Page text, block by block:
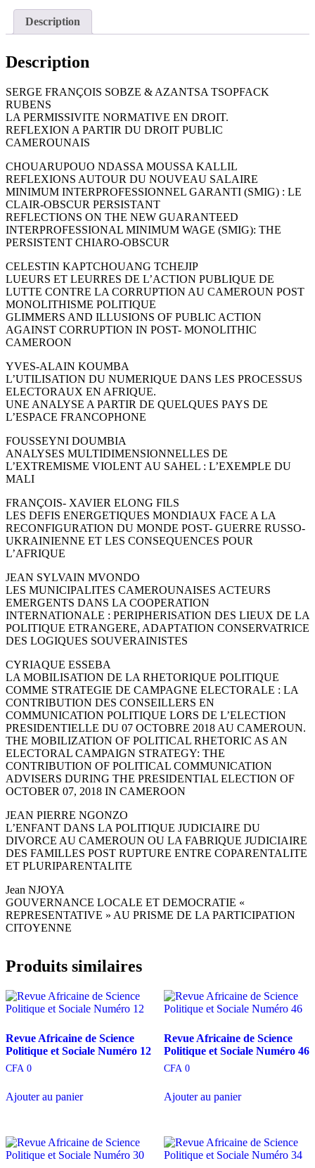
Politique
Numéro
45
Description
Description
SERGE FRANÇOIS SOBZE & AZANTSA TSOPFACK
RUBENS
LA PERMISSIVITE NORMATIVE EN DROIT.
REFLEXION A PARTIR DU DROIT PUBLIC
CAMEROUNAIS
CHOUARUPOUO NDASSA MOUSSA KALLIL
REFLEXIONS AUTOUR DU NOUVEAU SALAIRE
MINIMUM INTERPROFESSIONNEL GARANTI (SMIG) : LE
CLAIR-OBSCUR PERSISTANT
REFLECTIONS ON THE NEW GUARANTEED
INTERPROFESSIONAL MINIMUM WAGE (SMIG): THE
PERSISTENT CHIARO-OBSCUR
CELESTIN KAPTCHOUANG TCHEJIP
LUEURS ET LEURRES DE L’ACTION PUBLIQUE DE
LUTTE CONTRE LA CORRUPTION AU CAMEROUN POST
MONOLITHISME POLITIQUE
GLIMMERS AND ILLUSIONS OF PUBLIC ACTION
AGAINST CORRUPTION IN POST- MONOLITHIC
CAMEROON
YVES-ALAIN KOUMBA
L’UTILISATION DU NUMERIQUE DANS LES PROCESSUS
ELECTORAUX EN AFRIQUE.
UNE ANALYSE A PARTIR DE QUELQUES PAYS DE
L’ESPACE FRANCOPHONE
FOUSSEYNI DOUMBIA
ANALYSES MULTIDIMENSIONNELLES DE
L’EXTREMISME VIOLENT AU SAHEL : L’EXEMPLE DU
MALI
FRANÇOIS- XAVIER ELONG FILS
LES DEFIS ENERGETIQUES MONDIAUX FACE A LA
RECONFIGURATION DU MONDE POST- GUERRE RUSSO-
UKRAINIENNE ET LES CONSEQUENCES POUR
L’AFRIQUE
JEAN SYLVAIN MVONDO
LES MUNICIPALITES CAMEROUNAISES ACTEURS
EMERGENTS DANS LA COOPERATION
INTERNATIONALE : PERIPHERISATION DES LIEUX DE LA
POLITIQUE ETRANGERE, ADAPTATION CONSERVATRICE
DES LOGIQUES SOUVERAINISTES
CYRIAQUE ESSEBA
LA MOBILISATION DE LA RHETORIQUE POLITIQUE
COMME STRATEGIE DE CAMPAGNE ELECTORALE : LA
CONTRIBUTION DES CONSEILLERS EN
COMMUNICATION POLITIQUE LORS DE L’ELECTION
PRESIDENTIELLE DU 07 OCTOBRE 2018 AU CAMEROUN.
THE MOBILIZATION OF POLITICAL RHETORIC AS AN
ELECTORAL CAMPAIGN STRATEGY: THE
CONTRIBUTION OF POLITICAL COMMUNICATION
ADVISERS DURING THE PRESIDENTIAL ELECTION OF
OCTOBER 07, 2018 IN CAMEROON
JEAN PIERRE NGONZO
L’ENFANT DANS LA POLITIQUE JUDICIAIRE DU
DIVORCE AU CAMEROUN OU LA FABRIQUE JUDICIAIRE
DES FAMILLES POST RUPTURE ENTRE COPARENTALITE
ET PLURIPARENTALITE
Jean NJOYA
GOUVERNANCE LOCALE ET DEMOCRATIE «
REPRESENTATIVE » AU PRISME DE LA PARTICIPATION
CITOYENNE
Produits similaires
Revue Africaine de Science
Politique et Sociale Numéro 12
CFA 0
Ajouter au panier
Revue Africaine de Science
Politique et Sociale Numéro 46
CFA 0
Ajouter au panier